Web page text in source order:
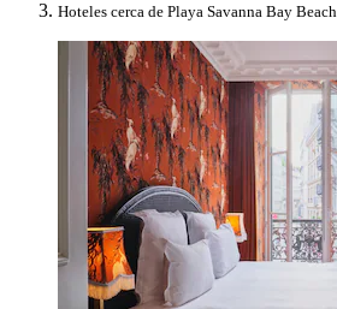
Hoteles cerca de Playa Savanna Bay Beach